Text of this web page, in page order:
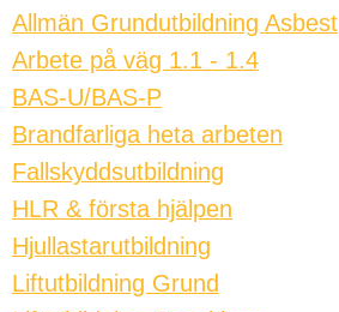
Allmän Grundutbildning Asbest
Arbete på väg 1.1 - 1.4
BAS-U/BAS-P
Brandfarliga heta arbeten
Fallskyddsutbildning
HLR & första hjälpen
Hjullastarutbildning
Liftutbildning Grund